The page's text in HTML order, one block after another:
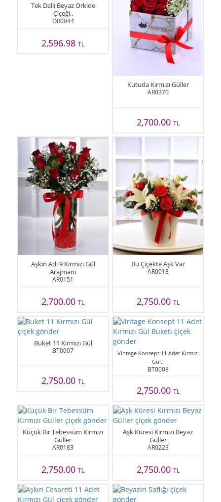
Tek Dallı Beyaz Orkide
Çiçeği..
OR0044
2,596.98TL
Kutuda Kırmızı Güller
AR0370
2,700.00 TL
Aşkın Adı 9 Kırmızı Gül
Arajmanı
AR0151
2,700.00TL
Bu Çiçekte Aşk Var
AR0013
2,750.00 TL
Buket 11 Kırmızı Gül
BT0007
2,750.00TL
Vintage Konsept 11 Adet Kırmızı
Gül..
BT0008
2,750.00 TL
Küçük Bir Tebessüm Kırmızı
Güller
AR0183
2,750.00TL
Aşk Küresi Kırmızı Beyaz
Güller
AR0223
2,750.00 TL